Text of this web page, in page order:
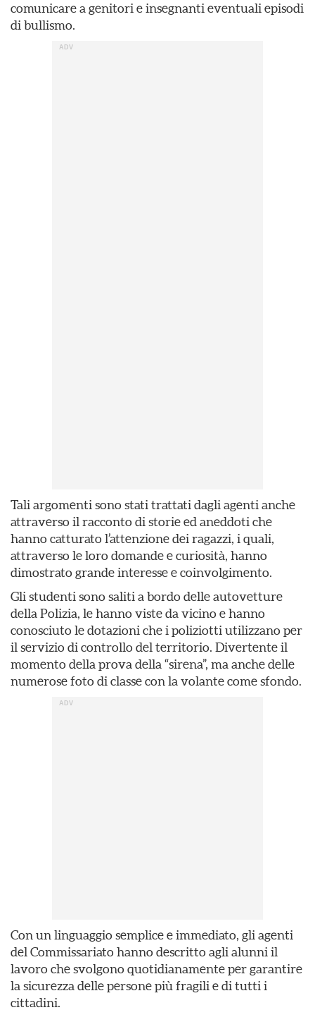
comunicare a genitori e insegnanti eventuali episodi
di bullismo.
Tali argomenti sono stati trattati dagli agenti anche
attraverso il racconto di storie ed aneddoti che
hanno catturato l’attenzione dei ragazzi, i quali,
attraverso le loro domande e curiosità, hanno
dimostrato grande interesse e coinvolgimento.
Gli studenti sono saliti a bordo delle autovetture
della Polizia, le hanno viste da vicino e hanno
conosciuto le dotazioni che i poliziotti utilizzano per
il servizio di controllo del territorio. Divertente il
momento della prova della “sirena”, ma anche delle
numerose foto di classe con la volante come sfondo.
Con un linguaggio semplice e immediato, gli agenti
del Commissariato hanno descritto agli alunni il
lavoro che svolgono quotidianamente per garantire
la sicurezza delle persone più fragili e di tutti i
cittadini.